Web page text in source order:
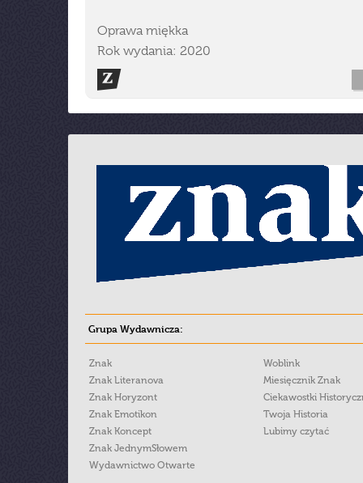
Oprawa miękka
Rok wydania: 2020
Grupa Wydawnicza:
Znak
Znak Literanova
Znak Horyzont
Znak Emotikon
Znak Koncept
Znak JednymSłowem
Wydawnictwo Otwarte
Woblink
Miesięcznik Znak
Ciekawostki
Twoja Historia
Lubimy czytać